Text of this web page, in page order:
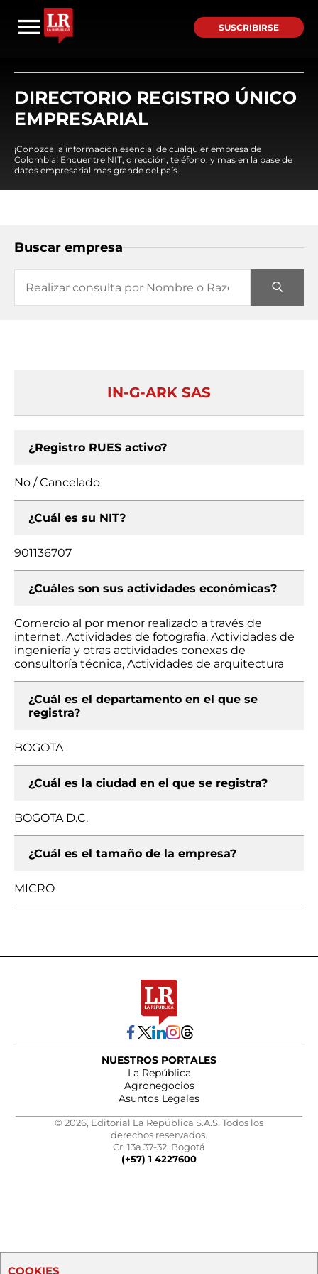
SUSCRIBIRSE
DIRECTORIO REGISTRO ÚNICO
EMPRESARIAL
¡Conozca la información esencial de cualquier empresa de
Colombia! Encuentre NIT, dirección, teléfono, y mas en la base de
datos empresarial mas grande del país.
Buscar empresa
IN-G-ARK SAS
¿Registro RUES activo?
No / Cancelado
¿Cuál es su NIT?
901136707
¿Cuáles son sus actividades económicas?
Comercio al por menor realizado a través de
internet, Actividades de fotografía, Actividades de
ingeniería y otras actividades conexas de
consultoría técnica, Actividades de arquitectura
¿Cuál es el departamento en el que se
registra?
BOGOTA
¿Cuál es la ciudad en el que se registra?
BOGOTA D.C.
¿Cuál es el tamaño de la empresa?
MICRO
NUESTROS PORTALES
La República
Agronegocios
Asuntos Legales
© 2026, Editorial La República S.A.S. Todos los
derechos reservados.
Cr. 13a 37-32, Bogotá
(+57) 1 4227600
COOKIES